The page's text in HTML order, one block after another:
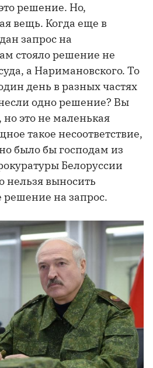
решение. Но,
вещь. Когда еще в
запрос на
стояло решение не
а Наримановского. То
день в разных частях
одно решение? Вы
это не маленькая
такое несоответствие,
было бы господам из
Белоруссии
нельзя выносить
на запрос.